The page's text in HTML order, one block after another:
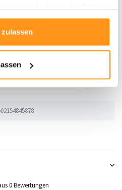
zulassenund der einfachen Pflege zu einem
0 Bewertungen